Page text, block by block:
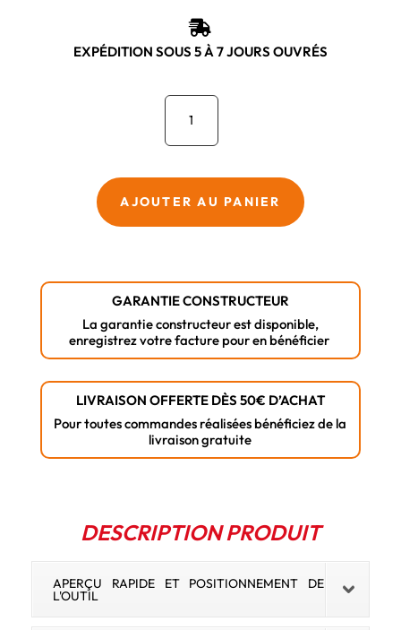
ÉTAIT :
464,94 €.393,41 €.

EXPÉDITION SOUS 5 À 7 JOURS OUVRÉS
quantité
Milwaukee
FSAGV125XB-
sans
fil
AJOUTER AU PANIER
GARANTIE CONSTRUCTEUR
La garantie constructeur est disponible,
enregistrez votre facture pour en bénéficier
LIVRAISON OFFERTE DÈS 50€ D’ACHAT
Pour toutes commandes réalisées bénéficiez de la
livraison gratuite
DESCRIPTION PRODUIT
APERÇU RAPIDE ET POSITIONNEMENT DE
L'OUTIL